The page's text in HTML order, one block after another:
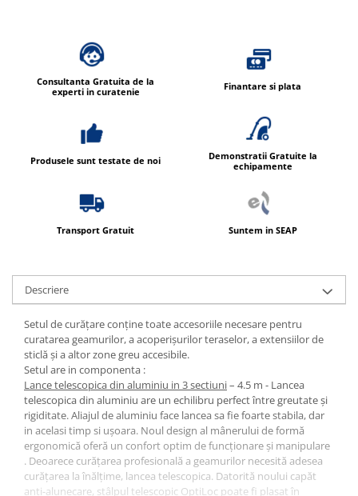
Consultanta Gratuita de la
experti in curatenie
Finantare si plata
Produsele sunt testate de noi
Demonstratii Gratuite la
echipamente
Transport Gratuit Suntem in SEAP
Descriere
Setul de curățare conține toate accesoriile necesare pentru
curatarea geamurilor, a acoperișurilor teraselor, a extensiilor de
sticlă și a altor zone greu accesibile.
Setul are in componenta :
Lance telescopica din aluminiu in 3 sectiuni– 4.5 m - Lancea
telescopica din aluminiu are un echilibru perfect între greutate și
rigiditate. Aliajul de aluminiu face lancea sa fie foarte stabila, dar
in acelasi timp si ușoara. Noul design al mânerului de formă
ergonomică oferă un confort optim de funcționare și manipulare
. Deoarece curățarea profesională a geamurilor necesită adesea
curățarea la înălțime, lancea telescopica. Datorită noului capăt
anti-alunecare, stâlpul telescopic OptiLoc poate fi plasat în